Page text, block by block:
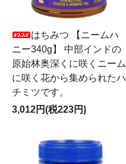
はちみつ 【ニームハ
ニー340g】 中部インドの
原始林奥深くに咲くニーム
に咲く花から集められたハ
チミツです。
3,012円(税223円)